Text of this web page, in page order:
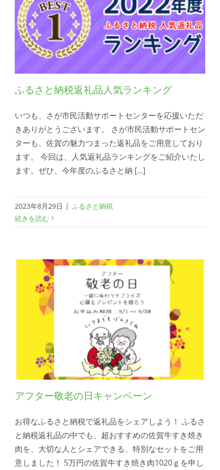
ふるさと納税返礼品人気ランキング
いつも、さが市⺠活動サポートセンターを応援いただ
きありがとうございます。 さが市⺠活動サポートセン
ターも、佐賀の魅力つまった返礼品をご用意しており
ます。 今回は、人気返礼品ランキングをご紹介いたし
ます。ぜひ、今年度のふるさと納 [...]
2023年8月29日 | ふるさと納税
続きを読む
アフター敬老の日キャンペーン
お得なふるさと納税で返礼品をシェアしよう！ ふるさ
と納税返礼品の中でも、超おすすめの佐賀牛すき焼き
肉を、大切な人とシェアできる、特別なセットをご用
意しました！ 5万円の佐賀牛すき焼き肉1020ｇを申し